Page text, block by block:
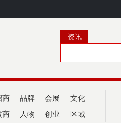
资讯
商 品牌 会展 文化
商 人物 创业 区域